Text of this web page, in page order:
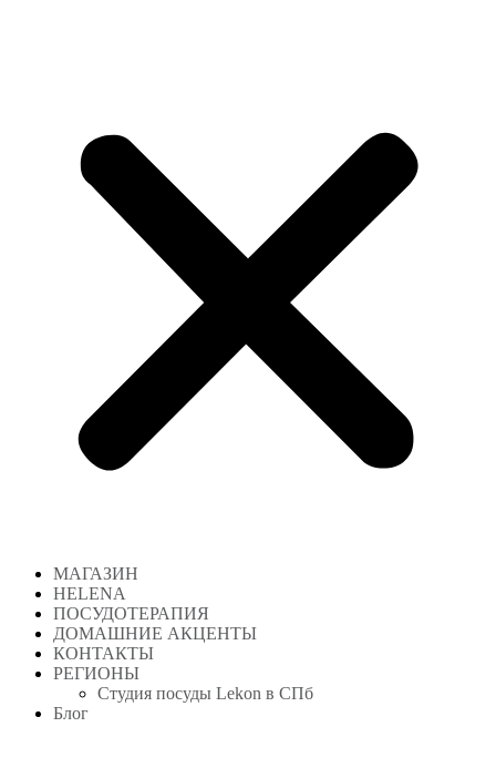
МАГАЗИН
HELENA
ПОСУДОТЕРАПИЯ
ДОМАШНИЕ АКЦЕНТЫ
КОНТАКТЫ
РЕГИОНЫ
Студия посуды Lekon в СПб
Блог